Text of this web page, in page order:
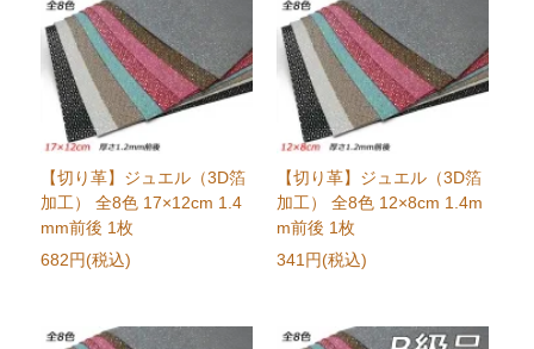
【切り革】ジュエル（3D箔
加工） 全8色 17×12cm 1.4
mm前後 1枚
682円(税込)
【切り革】ジュエル（3D箔
加工） 全8色 12×8cm 1.4m
m前後 1枚
341円(税込)